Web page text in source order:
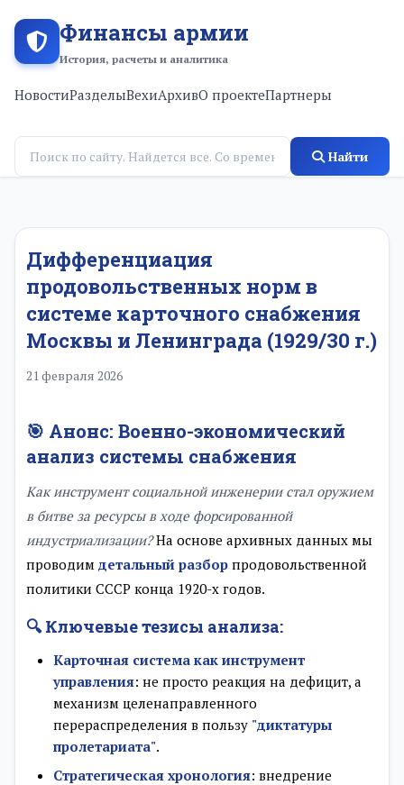
Финансы армии
История, расчеты и аналитика
НовостиРазделыВехиАрхивО проектеПартнеры
Найти
Дифференциация
продовольственных норм в
системе карточного снабжения
Москвы и Ленинграда (1929/30 г.)
21 февраля 2026
🎯 Анонс: Военно-экономический
анализ системы снабжения
Как инструмент социальной инженерии стал оружием
в битве за ресурсы в ходе форсированной
индустриализации?На основе архивных данных мы
проводим детальный разбор продовольственной
политики СССР конца 1920-х годов.
🔍 Ключевые тезисы анализа:
Карточная система как инструмент
управления: не просто реакция на дефицит, а
механизм целенаправленного
перераспределения в пользу "диктатуры
пролетариата".
Стратегическая хронология: внедрение